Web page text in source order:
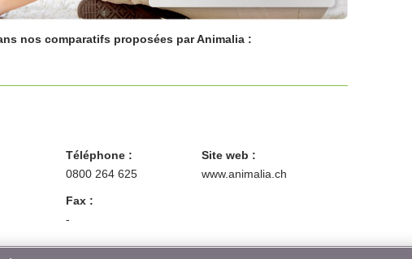
nos comparatifs proposées par Animalia :
Téléphone :
0800 264 625
Fax :
-
Site web :
www.animalia.ch